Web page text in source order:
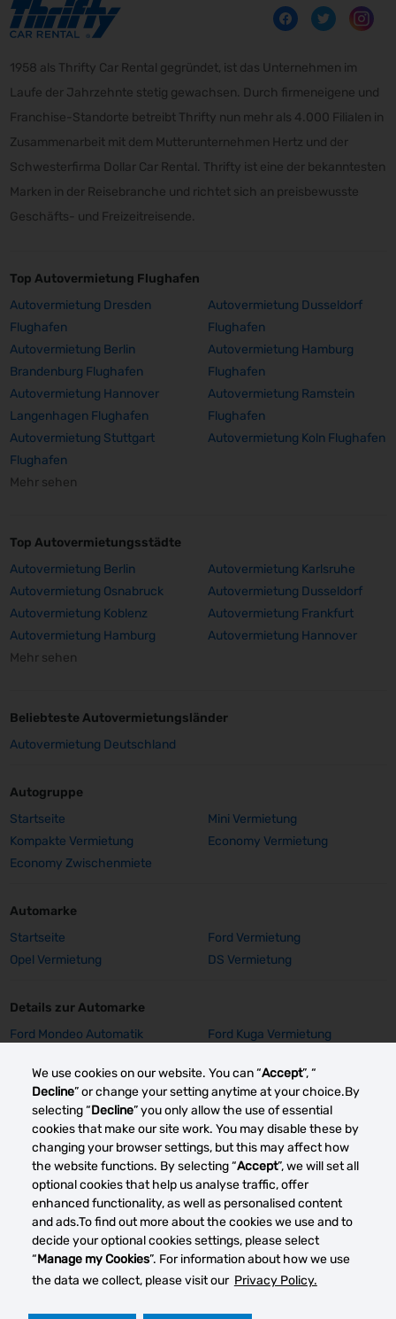
We use cookies on our website. You can “Accept”, “
Decline” or change your setting anytime at your choice.By
selecting “Decline” you only allow the use of essential
cookies that make our site work. You may disable these by
changing your browser settings, but this may affect how
the website functions. By selecting “Accept”, we will set all
optional cookies that help us analyse traffic, offer
enhanced functionality, as well as personalised content
and ads.To find out more about the cookies we use and to
decide your optional cookies settings, please select
“Manage my Cookies”. For information about how we use
the data we collect, please visit our Privacy Policy.
1958 als Thrifty Car Rental gegründet, ist das Unternehmen im
Laufe der Jahrzehnte stetig gewachsen. Durch firmeneigene und
Franchise-Standorte betreibt Thrifty nun mehr als 4.000 Filialen in
Zusammenarbeit mit dem Mutterunternehmen Hertz und der
Schwesterfirma Dollar Car Rental. Thrifty ist eine der bekanntesten
Marken in der Reisebranche und richtet sich an preisbewusste
Geschäfts- und Freizeitreisende.
Top Autovermietung Flughafen
Autovermietung Dresden
Flughafen
Autovermietung Dusseldorf
Flughafen
Autovermietung Berlin
Brandenburg Flughafen
Autovermietung Hamburg
Flughafen
Autovermietung Hannover
Langenhagen Flughafen
Autovermietung Ramstein
Flughafen
Autovermietung Stuttgart
Flughafen
Autovermietung Koln Flughafen
Mehr sehen
Top Autovermietungsstädte
Autovermietung Berlin
Autovermietung Karlsruhe
Autovermietung Osnabruck
Autovermietung Dusseldorf
Autovermietung Koblenz
Autovermietung Frankfurt
Autovermietung Hamburg
Autovermietung Hannover
Mehr sehen
Beliebteste Autovermietungsländer
Autovermietung Deutschland
Autogruppe
Startseite
Mini Vermietung
Kompakte Vermietung
Economy Vermietung
Economy Zwischenmiete
Automarke
Startseite
Ford Vermietung
Opel Vermietung
DS Vermietung
Details zur Automarke
Ford Mondeo Automatik
Ford Kuga Vermietung
Ford Focus SW Vermietung
Ford Focus GPS Vermietung
Ford Focus Aut. Vermietung
Ford Fiesta Vermietung
Opel Insignia Vermietung
Opel Corsa E Vermietung
Mehr sehen
Andere Autovermietung smärkte